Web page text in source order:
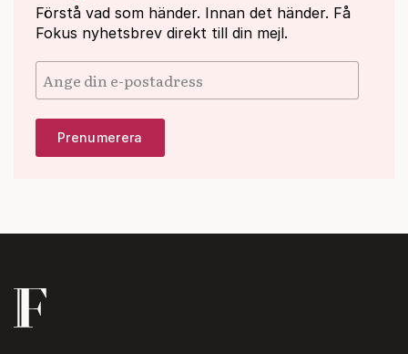
Förstå vad som händer. Innan det händer. Få
Fokus nyhetsbrev direkt till din mejl.